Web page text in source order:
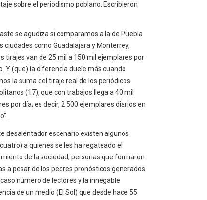
sobre el periodismo poblano. Escribieron
se agudiza si comparamos a la de Puebla
ciudades como Guadalajara y Monterrey,
tirajes van de 25 mil a 150 mil ejemplares por
Y (que) la diferencia duele más cuando
la suma del tiraje real de los periódicos
(17), que con trabajos llega a 40 mil
por día; es decir, 2 500 ejemplares diarios en
desalentador escenario existen algunos
a quienes se les ha regateado el
de la sociedad; personas que formaron
a pesar de los peores pronósticos generados
número de lectores y la innegable
de un medio (El Sol) que desde hace 55